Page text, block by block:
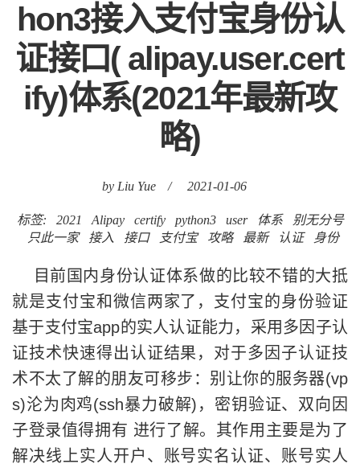
hon3接入支付宝身份认
证接口( alipay.user.cert
ify)体系(2021年最新攻
略)
by Liu Yue / 2021-01-06
标签: 2021 Alipay certify python3 user 体系
别无分号
只此一家
接入 接口 支付宝 攻略 最新 认证 身份
目前国内身份认证体系做的比较不错的大抵
就是支付宝和微信两家了，支付宝的身份验证
基于支付宝app的实人认证能力，采用多因子认
证技术快速得出认证结果，对于多因子认证技
术不太了解的朋友可移步：别让你的服务器(vp
s)沦为肉鸡(ssh暴力破解)，密钥验证、双向因
子登录值得拥有 进行了解。其作用主要是为了
解决线上实人开户、账号实名认证、账号实人